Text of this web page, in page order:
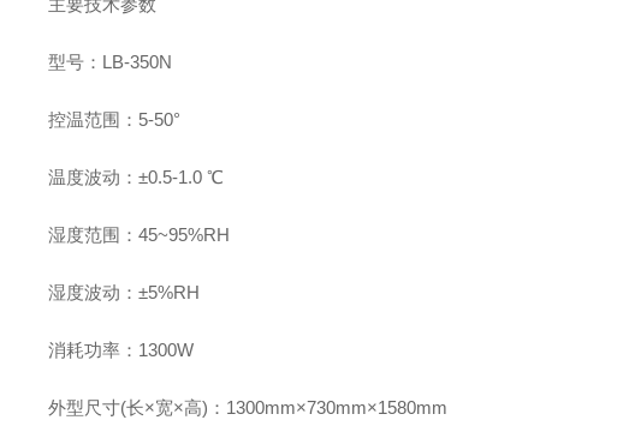
主要技术参数
型号：LB-350N
控温范围：5-50°
温度波动：±0.5-1.0 ℃
湿度范围：45~95%RH
湿度波动：±5%RH
消耗功率：1300W
外型尺寸(长×宽×高)：1300mm×730mm×1580mm